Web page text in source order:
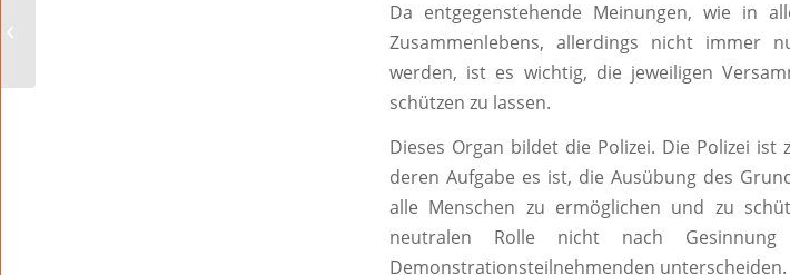
Da entgegenstehende Meinungen, wie in
Zusammenlebens, allerdings nicht immer
werden, ist es wichtig, die jeweiligen
schützen zu lassen.
Dieses Organ bildet die Polizei. Die Polizei
deren Aufgabe es ist, die Ausübung des
alle Menschen zu ermöglichen und zu
neutralen Rolle nicht nach
Demonstrationsteilnehmenden unterscheiden.